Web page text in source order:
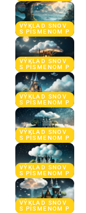
VÝKLAD SNOV
S PÍSMENOM P
VÝKLAD SNOV
S PÍSMENOM P
VÝKLAD SNOV
S PÍSMENOM P
VÝKLAD SNOV
S PÍSMENOM P
VÝKLAD SNOV
S PÍSMENOM P
VÝKLAD SNOV
S PÍSMENOM P